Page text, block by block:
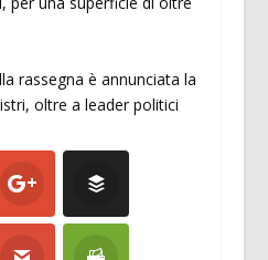
rassegna è annunciata la
oltre a leader politici